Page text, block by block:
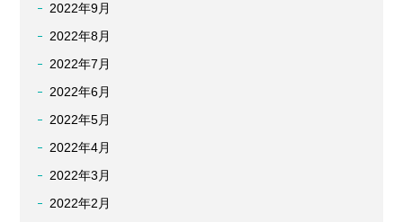
2022年9月
2022年8月
2022年7月
2022年6月
2022年5月
2022年4月
2022年3月
2022年2月